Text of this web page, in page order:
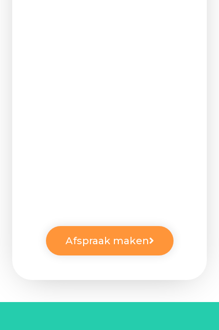
Afspraak maken